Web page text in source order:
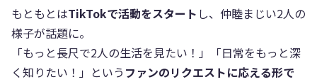
もともとはTikTokで活動をスタート し、仲睦まじい2人の
様子が話題に。
「もっと長尺で2人の生活を見たい！」「日常をもっと深
く知りたい！」という ファンのリクエストに応える形で